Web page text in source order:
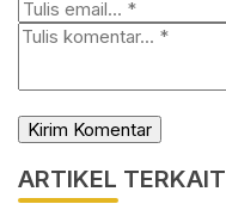
ARTIKEL TERKAIT